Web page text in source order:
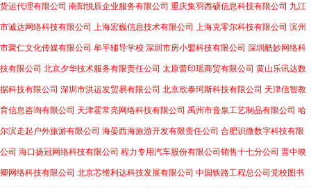
货运代理有限公司 南阳悦辰企业服务有限公司 重庆集羽西硕信息科技有限公司 九江
市诚达网络科技有限公司 上海宏巍信息技术有限公司 上海克零尔科技有限公司 滨州
市聚仁文化传媒有限公司 牟平辅导学校 深圳市房小盟科技有限公司 深圳酷妙网络科
技有限公司 北京夕华技术服务有限责任公司 太原蕾印瑶商贸有限公司 黄山乐讯达数
据科技有限公司 深圳市洪运发贸易有限公司 北京欣泰珂斯科技有限公司 天津信智教
育信息咨询有限公司 天津霍常亮网络科技有限公司 禹州市音泉工艺制品有限公司 哈
尔滨走起户外旅游有限公司 海晏西海旅游开发有限责任公司 合肥识微数字科技有限
公司 海口扬冠网络科技有限公司 程力专用汽车股份有限公司销售十七分公司 晋中映
卿网络科技有限公司 北京芯维利达科技发展有限公司 中国铁路工程总公司党校图书